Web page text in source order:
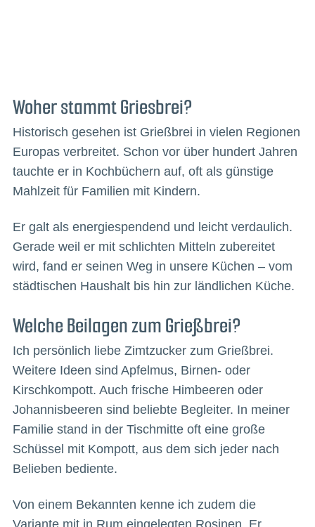
Woher stammt Griesbrei?
Historisch gesehen ist Grießbrei in vielen Regionen
Europas verbreitet. Schon vor über hundert Jahren
tauchte er in Kochbüchern auf, oft als günstige
Mahlzeit für Familien mit Kindern.
Er galt als energiespendend und leicht verdaulich.
Gerade weil er mit schlichten Mitteln zubereitet
wird, fand er seinen Weg in unsere Küchen – vom
städtischen Haushalt bis hin zur ländlichen Küche.
Welche Beilagen zum Grießbrei?
Ich persönlich liebe Zimtzucker zum Grießbrei.
Weitere Ideen sind Apfelmus, Birnen- oder
Kirschkompott. Auch frische Himbeeren oder
Johannisbeeren sind beliebte Begleiter. In meiner
Familie stand in der Tischmitte oft eine große
Schüssel mit Kompott, aus dem sich jeder nach
Belieben bediente.
Von einem Bekannten kenne ich zudem die